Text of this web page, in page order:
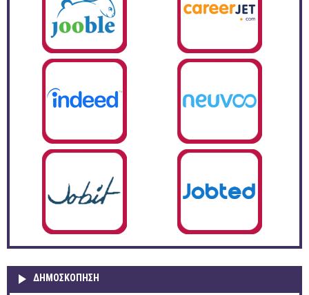
ΔΗΜΟΣΚΌΠΗΣΗ